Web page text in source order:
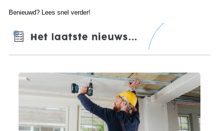
Benieuwd? Lees snel verder!